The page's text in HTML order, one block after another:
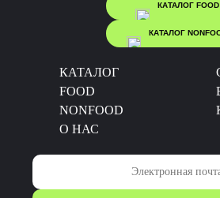
КАТАЛОГ FOOD
КАТАЛОГ
КАТАЛОГ
FOOD
NONFOOD
О НАС